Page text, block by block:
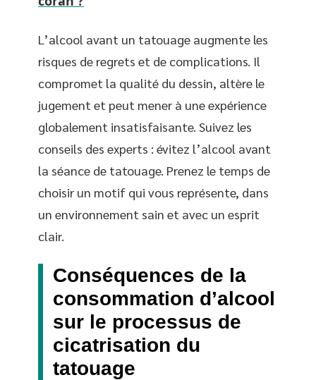
L’alcool avant un tatouage augmente les
risques de regrets et de complications. Il
compromet la qualité du dessin, altère le
jugement et peut mener à une expérience
globalement insatisfaisante. Suivez les
conseils des experts : évitez l’alcool avant
la séance de tatouage. Prenez le temps de
choisir un motif qui vous représente, dans
un environnement sain et avec un esprit
clair.
Conséquences de la
consommation d’alcool
sur le processus de
cicatrisation du
tatouage